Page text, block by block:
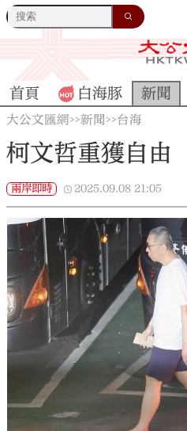
首頁 白海豚 新聞
大公文匯網>>新聞>> 台海
柯文哲重獲自
兩岸即時 2025.09.08 21:05